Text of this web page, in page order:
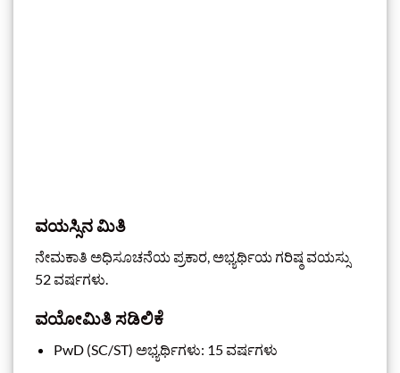
ವಯಸ್ಸಿನ ಮಿತಿ
ನೇಮಕಾತಿ ಅಧಿಸೂಚನೆಯ ಪ್ರಕಾರ, ಅಭ್ಯರ್ಥಿಯ ಗರಿಷ್ಠ ವಯಸ್ಸು
52 ವರ್ಷಗಳು.
ವಯೋಮಿತಿ ಸಡಿಲಿಕೆ
PwD (SC/ST) ಅಭ್ಯರ್ಥಿಗಳು: 15 ವರ್ಷಗಳು